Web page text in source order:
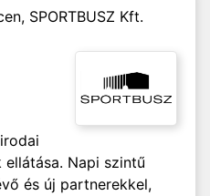
SPORTBUSZ Kft.
Napi szintű
és új partnerekkel,